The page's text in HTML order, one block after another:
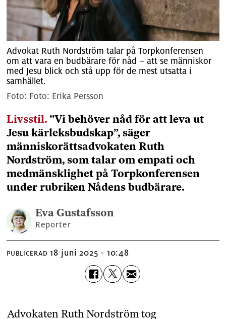
Advokat Ruth Nordström talar på Torpkonferensen
om att vara en budbärare för nåd – att se människor
med Jesu blick och stå upp för de mest utsatta i
samhället.
Foto: Erika Persson
Livsstil. ”Vi behöver nåd för att leva ut
Jesu kärleksbudskap”, säger
människorättsadvokaten Ruth
Nordström, som talar om empati och
medmänsklighet på Torpkonferensen
under rubriken Nådens budbärare.
Eva Gustafsson
Reporter
PUBLICERAD 18 juni 2025 - 10:48
Advokaten Ruth Nordström tog